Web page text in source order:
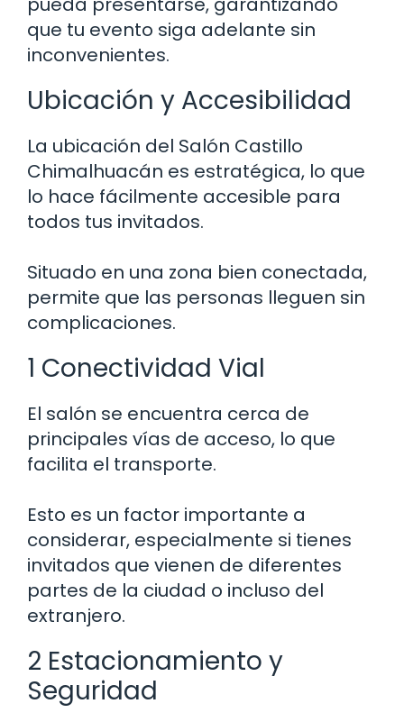
que tu evento siga adelante sin
inconvenientes.
Ubicación y Accesibilidad
La ubicación del Salón Castillo
Chimalhuacán es estratégica, lo que
lo hace fácilmente accesible para
todos tus invitados.
Situado en una zona bien conectada,
permite que las personas lleguen sin
complicaciones.
1 Conectividad Vial
El salón se encuentra cerca de
principales vías de acceso, lo que
facilita el transporte.
Esto es un factor importante a
considerar, especialmente si tienes
invitados que vienen de diferentes
partes de la ciudad o incluso del
extranjero.
2 Estacionamiento y
Seguridad